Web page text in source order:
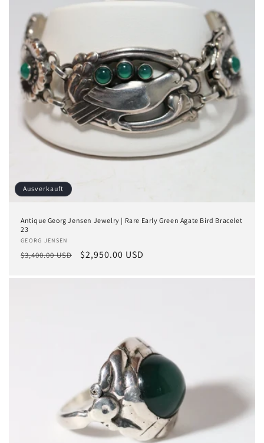
Ausverkauft
Antique Georg Jensen Jewelry | Rare Early Green Agate Bird Bracelet
23
Anbieter:
GEORG JENSEN
Normaler
$3,400.00 USD Verkaufspreis
$2,950.00 USD